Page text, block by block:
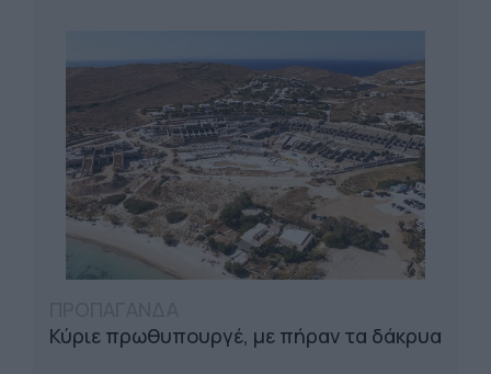
Κύριε πρωθυπουργέ, με πήραν τα δάκρυα